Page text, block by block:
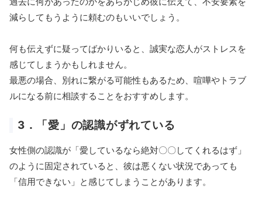
減らしてもうように頼むのもいいでしょう。
何も伝えずに疑ってばかりいると、誠実な恋人がストレスを
感じてしまうかもしれません。
最悪の場合、別れに繋がる可能性もあるため、喧嘩やトラブ
ルになる前に相談することをおすすめします。
3．「愛」の認識がずれている
女性側の認識が「愛しているなら絶対〇〇してくれるはず」
のように固定されていると、彼は悪くない状況であっても
「信用できない」と感じてしまうことがあります。